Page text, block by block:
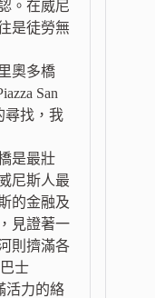
。在威尼
是徒勞無
奧多橋
San
尋找，我
是最壯
尼斯人最
的金融及
見證著一
則擠滿各
士
活力的絡